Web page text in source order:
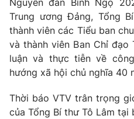
Chuyên mục khác
Emagazine
Photo
Video
Trung ương Đảng, Tổng
thành viên các Tiểu ban
và thành viên Ban Chỉ
luận và thực tiễn về
hướng xã hội chủ nghĩa 40
Thời báo VTV trân trọng
của Tổng Bí thư Tô Lâm tại